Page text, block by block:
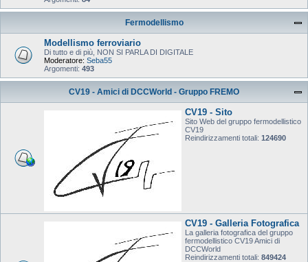
Fermodellismo
Modellismo ferroviario
Di tutto e di più, NON SI PARLA DI DIGITALE
Moderatore: Seba55
Argomenti: 493
CV19 - Amici di DCCWorld - Gruppo FREMO
CV19 - Sito
Sito Web del gruppo fermodellistico
CV19
Reindirizzamenti totali: 124690
CV19 - Galleria Fotografica
La galleria fotografica del gruppo
fermodellistico CV19 Amici di
DCCWorld
Reindirizzamenti totali: 849424